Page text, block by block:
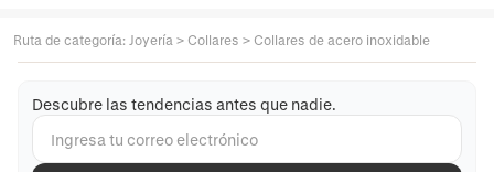
Ruta de categoría: Joyería > Collares > Collares de acero inoxidable
Descubre las tendencias antes que nadie.